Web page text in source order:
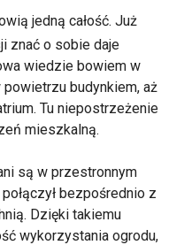
jedną całość. Już
znać o sobie daje
wiedzie bowiem w
budynkiem, aż
Tu niepostrzeżenie
mieszkalną.
są w przestronnym
bezpośrednio z
Dzięki takiemu
wykorzystania ogrodu,